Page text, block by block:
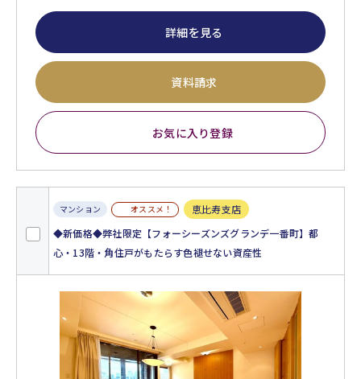
詳細を見る
資料請求
お気に入り登録
マンション オススメ！
恵比寿支店
◆新価格◆弊社限定【フォーシーズンズグランデ一番町】都
心・13階・角住戸がもたらす色褪せない資産性